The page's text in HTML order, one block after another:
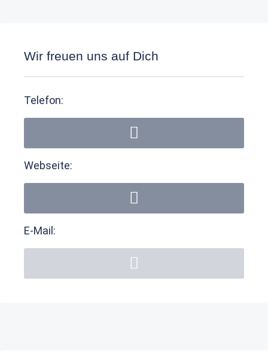
Wir freuen uns auf Dich
Telefon:
Webseite:
E-Mail: